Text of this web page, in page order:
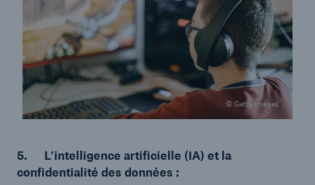
© Getty Images
5.
L’intelligence artificielle (IA) et la
confidentialité des données :